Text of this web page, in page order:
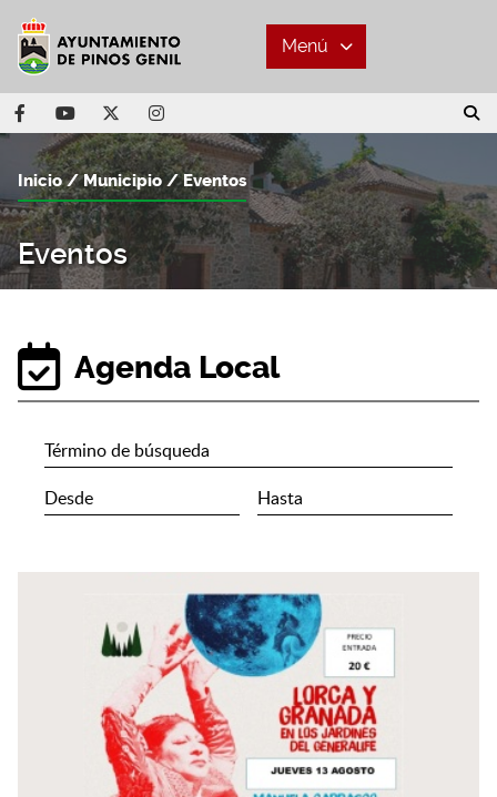
Menú
Eventos
Inicio Municipio Eventos
Agenda Local